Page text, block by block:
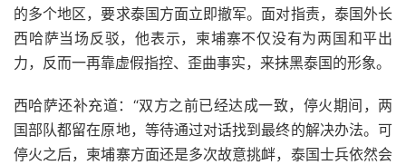
的多个地区，要求泰国方面立即撤军。面对指责，泰国外长
西哈萨当场反驳，他表示，柬埔寨不仅没有为两国和平出
力，反而一再靠虚假指控、歪曲事实，来抹黑泰国的形象。
西哈萨还补充道：“双方之前已经达成一致，停火期间，两
国部队都留在原地，等待通过对话找到最终的解决办法。可
停火之后，柬埔寨方面还是多次故意挑衅，泰国士兵依然会